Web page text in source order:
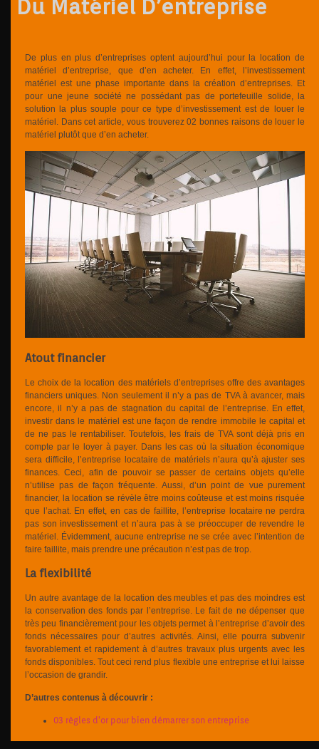
Du Matériel D’entreprise
De plus en plus d’entreprises optent aujourd’hui pour la location de
matériel d’entreprise, que d’en acheter. En effet, l’investissement
matériel est une phase importante dans la création d’entreprises. Et
pour une jeune société ne possédant pas de portefeuille solide, la
solution la plus souple pour ce type d’investissement est de louer le
matériel. Dans cet article, vous trouverez 02 bonnes raisons de louer le
matériel plutôt que d’en acheter.
Atout financier
Le choix de la location des matériels d’entreprises offre des avantages
financiers uniques. Non seulement il n’y a pas de TVA à avancer, mais
encore, il n’y a pas de stagnation du capital de l’entreprise. En effet,
investir dans le matériel est une façon de rendre immobile le capital et
de ne pas le rentabiliser. Toutefois, les frais de TVA sont déjà pris en
compte par le loyer à payer. Dans les cas où la situation économique
sera difficile, l’entreprise locataire de matériels n’aura qu’à ajuster ses
finances. Ceci, afin de pouvoir se passer de certains objets qu’elle
n’utilise pas de façon fréquente. Aussi, d’un point de vue purement
financier, la location se révèle être moins coûteuse et est moins risquée
que l’achat. En effet, en cas de faillite, l’entreprise locataire ne perdra
pas son investissement et n’aura pas à se préoccuper de revendre le
matériel. Évidemment, aucune entreprise ne se crée avec l’intention de
faire faillite, mais prendre une précaution n’est pas de trop.
La flexibilité
Un autre avantage de la location des meubles et pas des moindres est
la conservation des fonds par l’entreprise. Le fait de ne dépenser que
très peu financièrement pour les objets permet à l’entreprise d’avoir des
fonds nécessaires pour d’autres activités. Ainsi, elle pourra subvenir
favorablement et rapidement à d’autres travaux plus urgents avec les
fonds disponibles. Tout ceci rend plus flexible une entreprise et lui laisse
l’occasion de grandir.
D’autres contenus à découvrir :
03 règles d’or pour bien démarrer son entreprise